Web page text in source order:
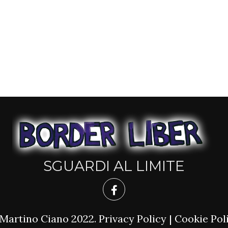
SGUARDI AL LIMITE
Ciano 2022. Privacy Policy | Cookie